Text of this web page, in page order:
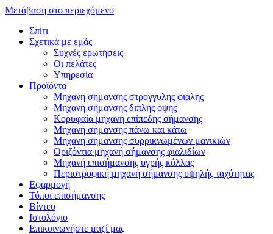
Μετάβαση στο περιεχόμενο
Σπίτι
Σχετικά με εμάς
Συχνές ερωτήσεις
Οι πελάτες
Υπηρεσία
Προϊόντα
Μηχανή σήμανσης στρογγυλής φιάλης
Μηχανή σήμανσης διπλής όψης
Κορυφαία μηχανή επίπεδης σήμανσης
Μηχανή σήμανσης πάνω και κάτω
Μηχανή σήμανσης συρρικνωμένων μανικιών
Οριζόντια μηχανή σήμανσης φιαλιδίων
Μηχανή επισήμανσης υγρής κόλλας
Περιστροφική μηχανή σήμανσης υψηλής ταχύτητας
Εφαρμογή
Τύποι επισήμανσης
Βίντεο
Ιστολόγιο
Επικοινωνήστε μαζί μας